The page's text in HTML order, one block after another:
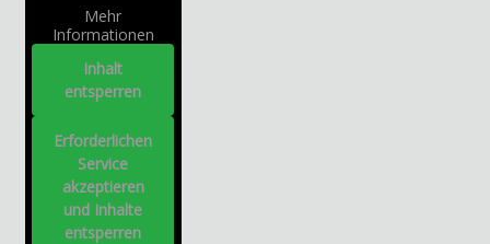
Mehr
Informationen
Inhalt
entsperren
Erforderlichen
Service
akzeptieren
und Inhalte
entsperren